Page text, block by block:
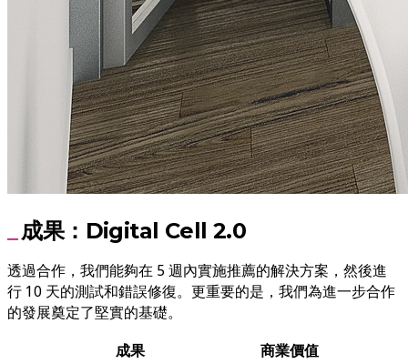
成果：Digital Cell 2.0
透過合作，我們能夠在 5 週內實施推薦的解決方案，然後進
行 10 天的測試和錯誤修復。更重要的是，我們為進一步合作
的發展奠定了堅實的基礎。
成果
商業價值